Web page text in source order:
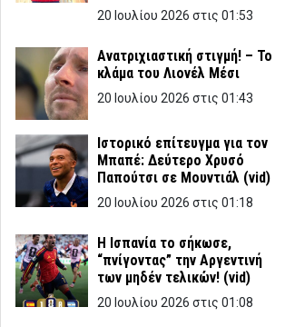
20 Ιουλίου 2026 στις 01:53
Ανατριχιαστική στιγμή! – Το
κλάμα του Λιονέλ Μέσι
20 Ιουλίου 2026 στις 01:43
Ιστορικό επίτευγμα για τον
Μπαπέ: Δεύτερο Χρυσό
Παπούτσι σε Μουντιάλ (vid)
20 Ιουλίου 2026 στις 01:18
Η Ισπανία το σήκωσε,
“πνίγοντας” την Αργεντινή
των μηδέν τελικών! (vid)
20 Ιουλίου 2026 στις 01:08